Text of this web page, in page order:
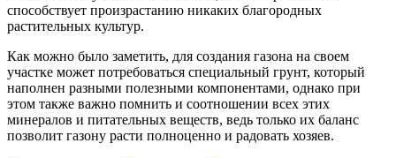
способствует произрастанию никаких благородных
растительных культур.
Как можно было заметить, для создания газона на своем
участке может потребоваться специальный грунт, который
наполнен разными полезными компонентами, однако при
этом также важно помнить и соотношении всех этих
минералов и питательных веществ, ведь только их баланс
позволит газону расти полноценно и радовать хозяев.